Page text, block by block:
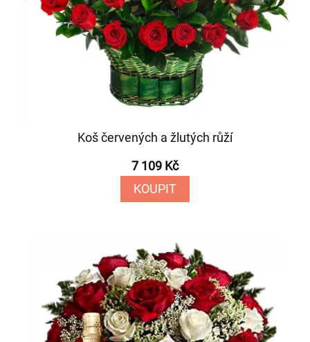
Koš červených a žlutých růží
7 109 Kč
KOUPIT